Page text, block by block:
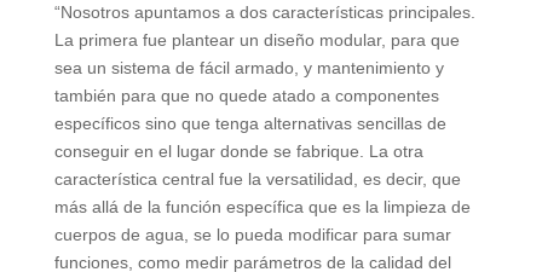
“Nosotros apuntamos a dos características principales.
La primera fue plantear un diseño modular, para que
sea un sistema de fácil armado, y mantenimiento y
también para que no quede atado a componentes
específicos sino que tenga alternativas sencillas de
conseguir en el lugar donde se fabrique. La otra
característica central fue la versatilidad, es decir, que
más allá de la función específica que es la limpieza de
cuerpos de agua, se lo pueda modificar para sumar
funciones, como medir parámetros de la calidad del